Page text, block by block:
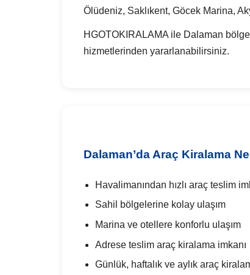
Ölüdeniz, Saklıkent, Göcek Marina,
HGOTOKIRALAMA ile Dalaman
hizmetlerinden yararlanabilirsiniz.
Dalaman’da Araç Kiralama
Havalimanından hızlı araç teslim
Sahil bölgelerine kolay ulaşım
Marina ve otellere konforlu ulaşım
Adrese teslim araç kiralama imkanı
Günlük, haftalık ve aylık araç